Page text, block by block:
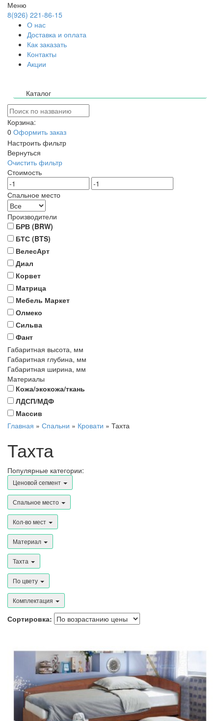
Меню
8(926) 221-86-15
О нас
Доставка и оплата
Как заказать
Контакты
Акции
Каталог
Корзина:
0 Оформить заказ
Настроить фильтр
Вернуться
Очистить фильтр
Стоимость
Спальное место
Производители
БРВ (BRW)
БТС (BTS)
ВелесАрт
Диал
Корвет
Матрица
Мебель Маркет
Олмеко
Сильва
Фант
Габаритная высота, мм
Габаритная глубина, мм
Габаритная ширина, мм
Материалы
Кожа/экокожа/ткань
ЛДСП/МДФ
Массив
Главная » Спальни » Кровати » Тахта
Тахта
Популярные категории:
Ценовой сегмент
Спальное место
Кол-во мест
Материал
Тахта
По цвету
Комплектация
Сортировка: